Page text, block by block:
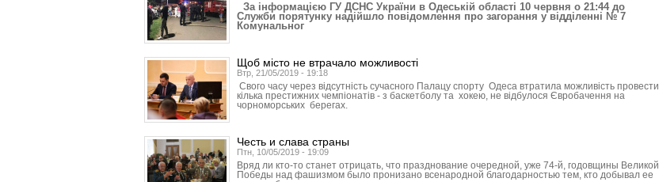
За інформацією ГУ ДСНС України в Одеській області 10 червня о 21:44 до
Служби порятунку надійшло повідомлення про загорання у відділенні № 7
Комунальног
Щоб місто не втрачало можливості
Втр, 21/05/2019 - 19:18
Свого часу через відсутність сучасного Палацу спорту Одеса втратила можливість провести
кілька престижних чемпіонатів - з баскетболу та хокею, не відбулося Євробачення на
чорноморських берегах.
Честь и слава страны
Птн, 10/05/2019 - 19:09
Вряд ли кто-то станет отрицать, что празднование очередной, уже 74-й, годовщины Великой
Победы над фашизмом было пронизано всенародной благодарностью тем, кто добывал ее